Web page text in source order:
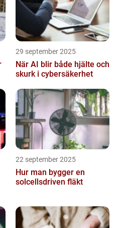
29 september 2025
När AI blir både hjälte och
skurk i cybersäkerhet
22 september 2025
Hur man bygger en
solcellsdriven fläkt